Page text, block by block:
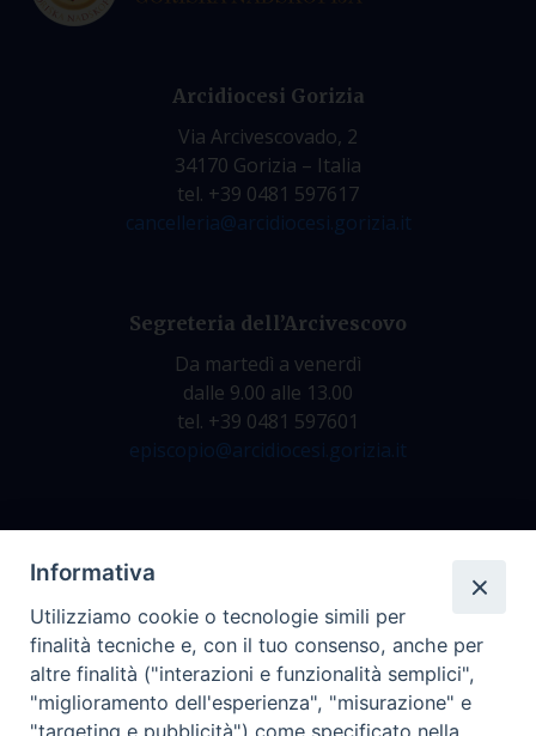
Arcidiocesi Gorizia
Via Arcivescovado, 2
34170 Gorizia – Italia
tel. +39 0481 597617
cancelleria@arcidiocesi.gorizia.it
Segreteria dell’Arcivescovo
Da martedì a venerdì
dalle 9.00 alle 13.00
tel. +39 0481 597601
episcopio@arcidiocesi.gorizia.it
dalle 9.00 alle 12.30
tel. +39 0481 597628
archivio@arcidiocesi.gorizia.it
Informativa
Utilizziamo cookie o tecnologie simili per
finalità tecniche e, con il tuo consenso, anche per
altre finalità ("interazioni e funzionalità semplici",
"miglioramento dell'esperienza", "misurazione" e